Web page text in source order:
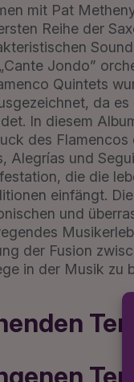
mit Pat
Reihe der
Jondo”
Quintets
da
In diesem
des
Alegrías und
die die
einfängt.
und
der Fusion
in der Musik zu